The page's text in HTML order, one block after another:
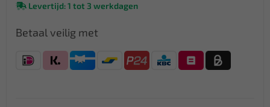
Levertijd: 1 tot 3 werkdagen
Betaal veilig met